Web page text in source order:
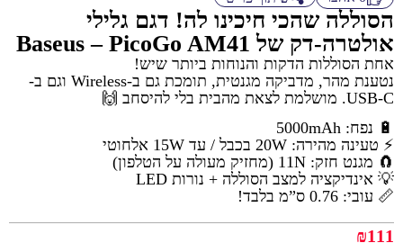
הסוללה שהכי חיכינו לה! דגם גלילי
אולטרה-דק של Baseus – PicoGo AM41
אחת הסוללות הדקות והנוחות ביותר שיש!
נטענת מהר, מדביקה מגנטית, תומכת גם ב-Wireless וגם ב-
USB-C. מושלמת לצאת מהבית בלי להיסחב 🙌
🔋 נפח: 5000mAh
⚡ טעינה מהירה: 20W בכבל / עד 15W אלחוטי
🧲 מגנט חזק: 11N (מחזיק מעולה על הטלפון)
💡 אינדיקציה למצב הסוללה + נורות LED
📏 עובי: 0.76 ס”מ בלבד!
₪111